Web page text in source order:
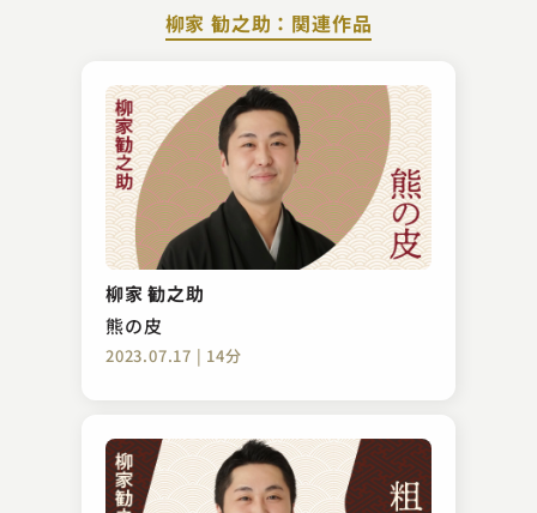
柳家 勧之助：関連作品
柳家 勧之助
熊の皮
2023.07.17 | 14分
桂 扇生
六尺棒
2023.12.24 | 15分